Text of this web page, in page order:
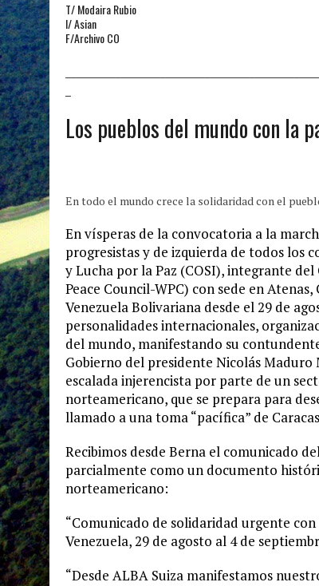
T/ Modaira Rubio
I/ Asian
F/Archivo CO
Los pueblos del mundo con la
En todo el mundo crece la solidaridad con el
En vísperas de la convocatoria a la
progresistas y de izquierda de todos los
y Lucha por la Paz (COSI), integrante
Peace Council-WPC) con sede en
Venezuela Bolivariana desde el 29 de
personalidades internacionales,
del mundo, manifestando su
Gobierno del presidente Nicolás
escalada injerencista por parte de un
norteamericano, que se prepara para
llamado a una toma “pacífica” de
Recibimos desde Berna el comunicado
parcialmente como un documento
norteamericano:
“Comunicado de solidaridad urgente
Venezuela, 29 de agosto al 4 de
“Desde ALBA Suiza manifestamos